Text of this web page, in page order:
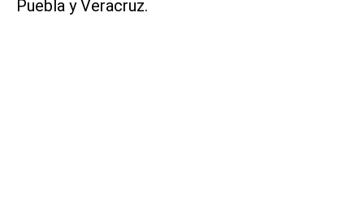
Puebla y Veracruz.